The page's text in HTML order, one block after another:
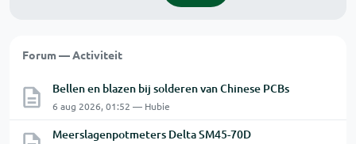
Forum — Activiteit
Bellen en blazen bij solderen van Chinese PCBs
6 aug 2026, 01:52 — Hubie
Meerslagenpotmeters Delta SM45-70D